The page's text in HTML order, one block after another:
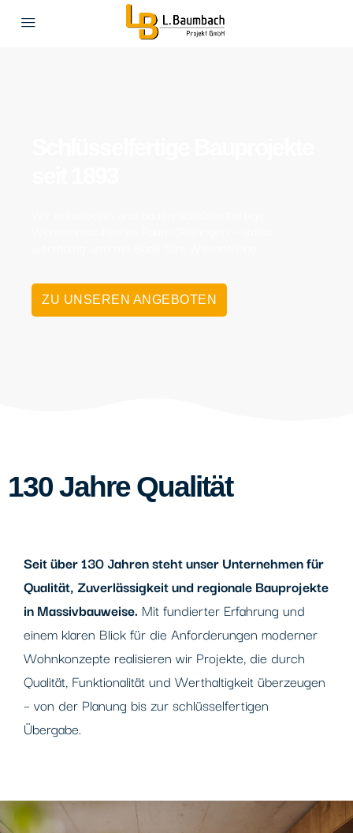
ZU UNSEREN ANGEBOTEN
130 Jahre Qualität
Seit über 130 Jahren steht unser Unternehmen für
Qualität, Zuverlässigkeit und regionale Bauprojekte
in Massivbauweise. Mit fundierter Erfahrung und
einem klaren Blick für die Anforderungen moderner
Wohnkonzepte realisieren wir Projekte, die durch
Qualität, Funktionalität und Werthaltigkeit überzeugen
– von der Planung bis zur schlüsselfertigen
Übergabe.